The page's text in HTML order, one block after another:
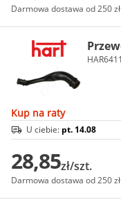
Darmowa dostawa od 250 zł
Kup na raty
U ciebie: pt. 14.08
28,85zł/szt.
Darmowa dostawa od 250 zł